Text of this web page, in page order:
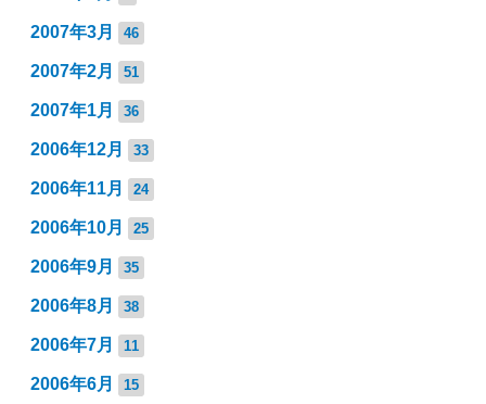
2007年3月 46
2007年2月 51
2007年1月 36
2006年12月 33
2006年11月 24
2006年10月 25
2006年9月 35
2006年8月 38
2006年7月 11
2006年6月 15